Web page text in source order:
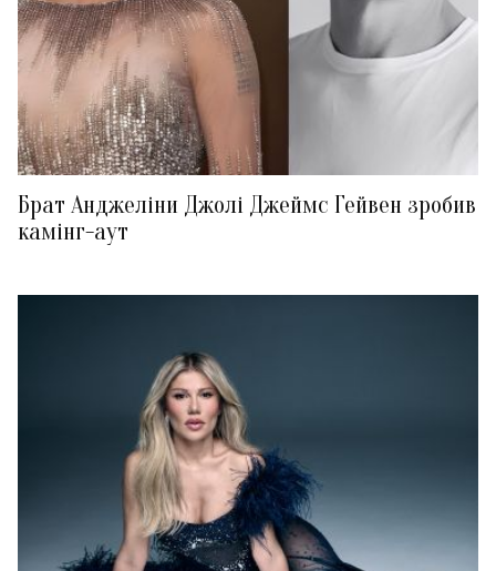
Брат Анджеліни Джолі Джеймс Гейвен зробив
камінг-аут